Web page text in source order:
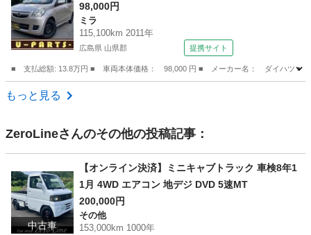
98,000円
ミラ
115,100km 2011年
広島県 山県郡 提携サイト
■ 支払総額: 13.8万円 ■ 車両本体価格： 98,000 円 ■ メーカー名： ダイハ
広島 山県郡
もっと見る
ZeroLineさんのその他の投稿記事：
中古車
【オンライン決済】ミニキャブトラック 車検8年1
1月 4WD エアコン 地デジ DVD 5速MT
200,000円
その他
153,000km 1000年